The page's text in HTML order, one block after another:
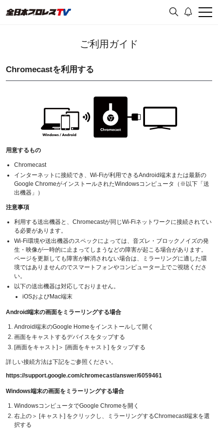
ご利用ガイド
Chromecastを利用する
用意するもの
Chromecast
インターネットに接続でき、Wi-Fiが利用できるAndroid端末または最新の
Google ChromeがインストールされたWindowsコンピュータ（※以下「送
出機器」）
注意事項
利用する送出機器と、Chromecastが同じWi-Fiネットワークに接続されてい
る必要があります。
Wi-Fi環境や送出機器のスペックによっては、音ズレ・ブロックノイズの発
生・映像が一時的に止まってしまうなどの障害が起こる場合があります。
ページを更新しても障害が解消されない場合は、ミラーリングに適した環
境ではありませんのでスマートフォンやコンピューター上でご視聴くださ
い。
以下の送出機器は対応しておりません。
iOSおよびMac端末
Android端末の画面をミラーリングする場合
Android端末のGoogle Homeをインストールして開く
画面をキャストするデバイスをタップする
[画面をキャスト]＞ [画面をキャスト] をタップする
詳しい接続方法は下記をご参照ください。
https://support.google.com/chromecast/answer/6059461
Windows端末の画面をミラーリングする場合
WindowsコンピュータでGoogle Chromeを開く
右上の＞ [キャスト] をクリックし、ミラーリングするChromecast端末を選
択する